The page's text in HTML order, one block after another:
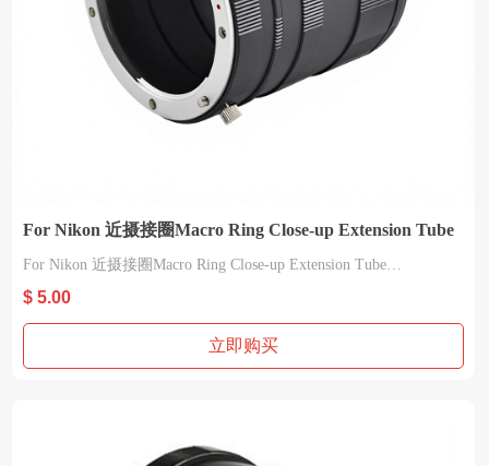
For Nikon 近摄接圈Macro Ring Close-up Extension Tube
For Nikon 近摄接圈Macro Ring Close-up Extension Tube
材质：铝合金
$ 5.00
立即购买